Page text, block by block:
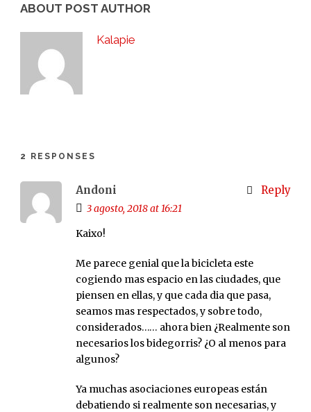
ABOUT POST AUTHOR
Kalapie
2 RESPONSES
Andoni
3 agosto, 2018 at 16:21
Reply
Kaixo!
Me parece genial que la bicicleta este
cogiendo mas espacio en las ciudades, que
piensen en ellas, y que cada dia que pasa,
seamos mas respectados, y sobre todo,
considerados…… ahora bien ¿Realmente son
necesarios los bidegorris? ¿O al menos para
algunos?
Ya muchas asociaciones europeas están
debatiendo si realmente son necesarias, y